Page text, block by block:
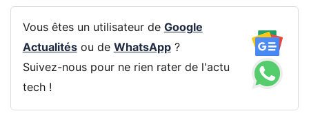
Vous êtes un utilisateur de Google
Actualitésou de WhatsApp?
Suivez-nous pour ne rien rater de l'actu
tech !